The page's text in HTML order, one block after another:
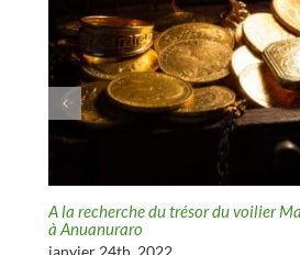
A la recherche du trésor du voilier
à Anuanuraro
janvier 24th, 2022